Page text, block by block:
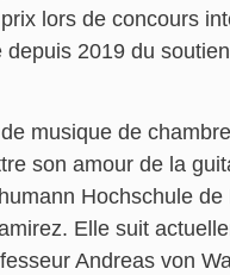
lors de concours
2019 du
musique de
son amour de la
Hochschule
Elle suit
Andreas von